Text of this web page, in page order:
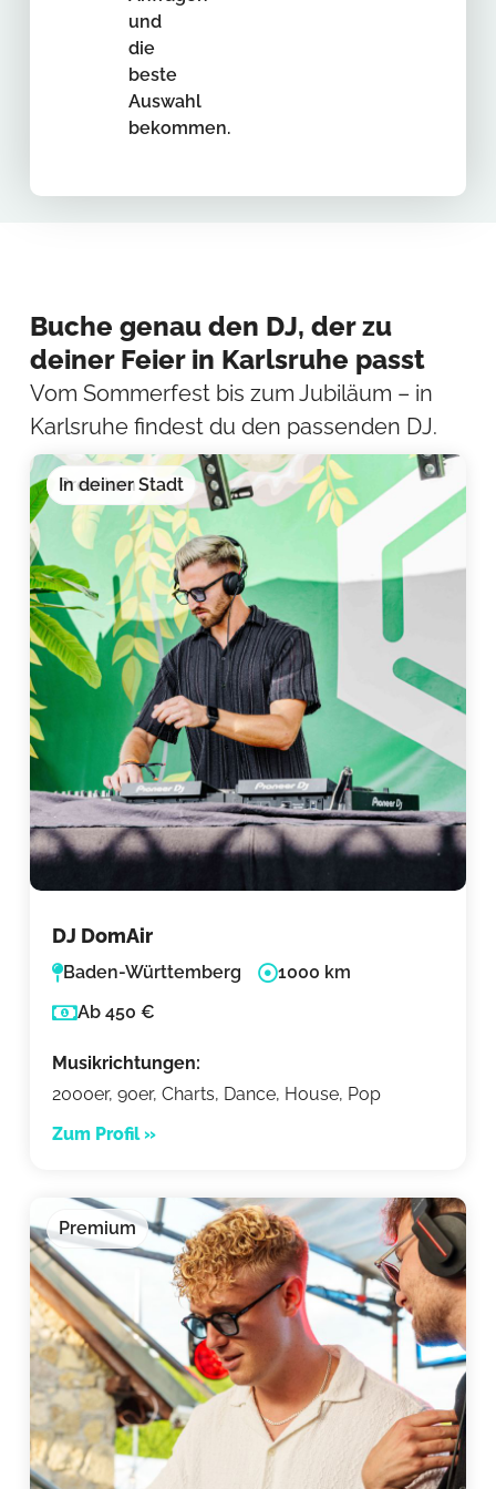
und
die
beste
Auswahl
bekommen.
Buche genau den DJ, der zu
deiner Feier in Karlsruhe passt
Vom Sommerfest bis zum Jubiläum – in
Karlsruhe findest du den passenden DJ.
Premium
In deiner Stadt
DJ DomAir
Baden-Württemberg
1000 km
Ab 450 €
Musikrichtungen:
2000er, 90er, Charts, Dance, House, Pop
Zum Profil »
Premium